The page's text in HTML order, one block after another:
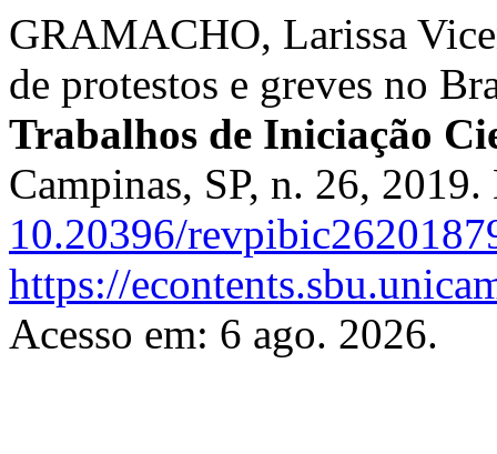
GRAMACHO, Larissa
de protestos e greves no
Trabalhos de Iniciação
Campinas, SP, n. 26,
10.20396/
https://
Acesso em: 6 ago. 2026.